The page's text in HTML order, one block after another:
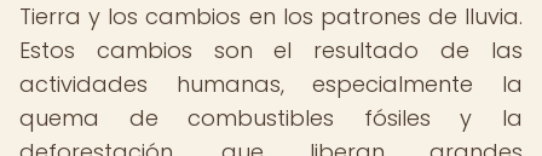
Tierra y los cambios en los patrones de lluvia.
Estos cambios son el resultado de las
actividades humanas, especialmente la
quema de combustibles fósiles y la